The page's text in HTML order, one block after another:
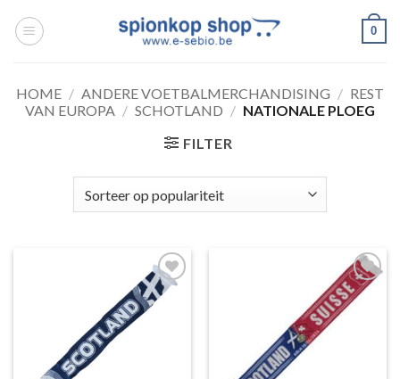
naar
0
HOME / ANDERE VOETBALMERCHANDISING / REST
VAN EUROPA / SCHOTLAND / NATIONALE PLOEG
FILTER
Toevoegen
aan
wenslijst
Toevoegen
aan
wenslijst